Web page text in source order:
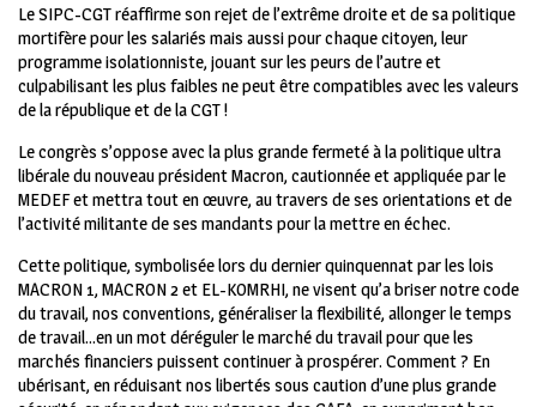
Le SIPC-CGT réaffirme son rejet de l’extrême droite et de sa politique
mortifère pour les salariés mais aussi pour chaque citoyen, leur
programme isolationniste, jouant sur les peurs de l’autre et
culpabilisant les plus faibles ne peut être compatibles avec les valeurs
de la république et de la CGT !
Le congrès s’oppose avec la plus grande fermeté à la politique ultra
libérale du nouveau président Macron, cautionnée et appliquée par le
MEDEF et mettra tout en œuvre, au travers de ses orientations et de
l’activité militante de ses mandants pour la mettre en échec.
Cette politique, symbolisée lors du dernier quinquennat par les lois
MACRON 1, MACRON 2 et EL-KOMRHI, ne visent qu’a briser notre code
du travail, nos conventions, généraliser la flexibilité, allonger le temps
de travail…en un mot déréguler le marché du travail pour que les
marchés financiers puissent continuer à prospérer. Comment ? En
ubérisant, en réduisant nos libertés sous caution d’une plus grande